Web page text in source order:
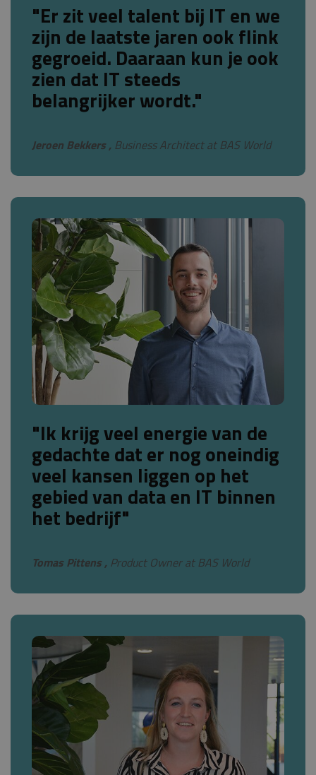
"Er zit veel talent bij IT en we
zijn de laatste jaren ook flink
gegroeid. Daaraan kun je ook
zien dat IT steeds
belangrijker wordt."
Jeroen Bekkers , Business Architect at BAS World
"Ik krijg veel energie van de
gedachte dat er nog oneindig
veel kansen liggen op het
gebied van data en IT binnen
het bedrijf"
Tomas Pittens , Product Owner at BAS World